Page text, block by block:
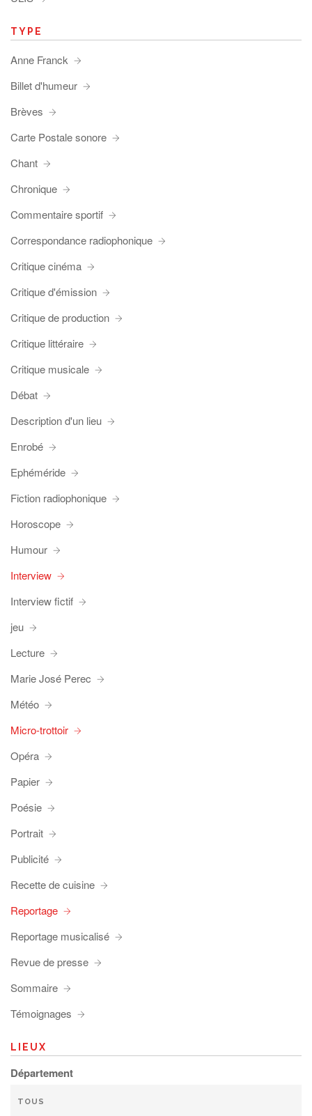
TYPE
Anne Franck
Billet d'humeur
Brèves
Carte Postale sonore
Chant
Chronique
Commentaire sportif
Correspondance radiophonique
Critique cinéma
Critique d'émission
Critique de production
Critique littéraire
Critique musicale
Débat
Description d'un lieu
Enrobé
Ephéméride
Fiction radiophonique
Horoscope
Humour
Interview
Interview fictif
jeu
Lecture
Marie José Perec
Météo
Micro-trottoir
Opéra
Papier
Poésie
Portrait
Publicité
Recette de cuisine
Reportage
Reportage musicalisé
Revue de presse
Sommaire
Témoignages
LIEUX
Département